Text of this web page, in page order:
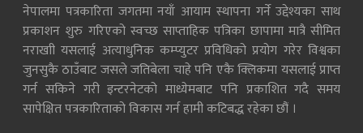
नेपालमा पत्रकारिता जगतमा नयाँ आयाम स्थापना गर्ने उद्देश्यका साथ
प्रकाशन शुरु गरिएको स्वच्छ साप्ताहिक पत्रिका छापामा मात्रै सीमित
नराखाी यसलाई अत्याधुनिक कम्प्युटर प्रविधिको प्रयोग गरेर विश्वका
जुनसुकै ठाउँबाट जसले जतिबेला चाहे पनि एकै क्लिकमा यसलाई प्राप्त
गर्न सकिने गरी इन्टरनेटको माध्येमबाट पनि प्रकाशित गदै समय
सापेक्षित पत्रकारिताको विकास गर्न हामी कटिबद्ध रहेका छौं ।